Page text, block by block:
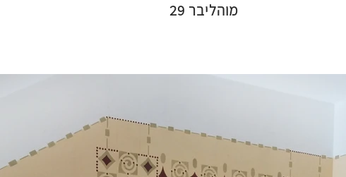
מוהליבר 29